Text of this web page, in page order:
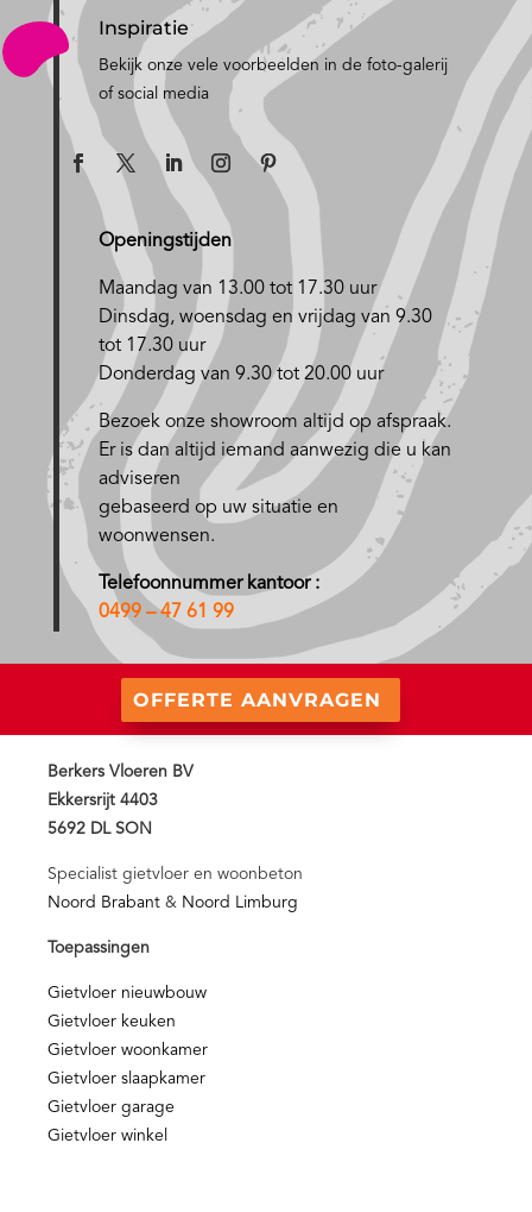
Inspiratie
Bekijk onze vele voorbeelden in de foto-galerij
of social media
Openingstijden
Maandag van 13.00 tot 17.30 uur
Dinsdag, woensdag en vrijdag van 9.30
tot 17.30 uur
Donderdag van 9.30 tot 20.00 uur
Bezoek onze showroom altijd op afspraak.
Er is dan altijd iemand aanwezig die u kan
adviseren
gebaseerd op uw situatie en
woonwensen.
Telefoonnummer kantoor :
0499 – 47 61 99
OFFERTE AANVRAGEN
Berkers Vloeren BV
Ekkersrijt 4403
5692 DL SON
Specialist gietvloer en woonbeton
Noord Brabant & Noord Limburg
Toepassingen
Gietvloer nieuwbouw
Gietvloer keuken
Gietvloer woonkamer
Gietvloer slaapkamer
Gietvloer garage
Gietvloer winkel